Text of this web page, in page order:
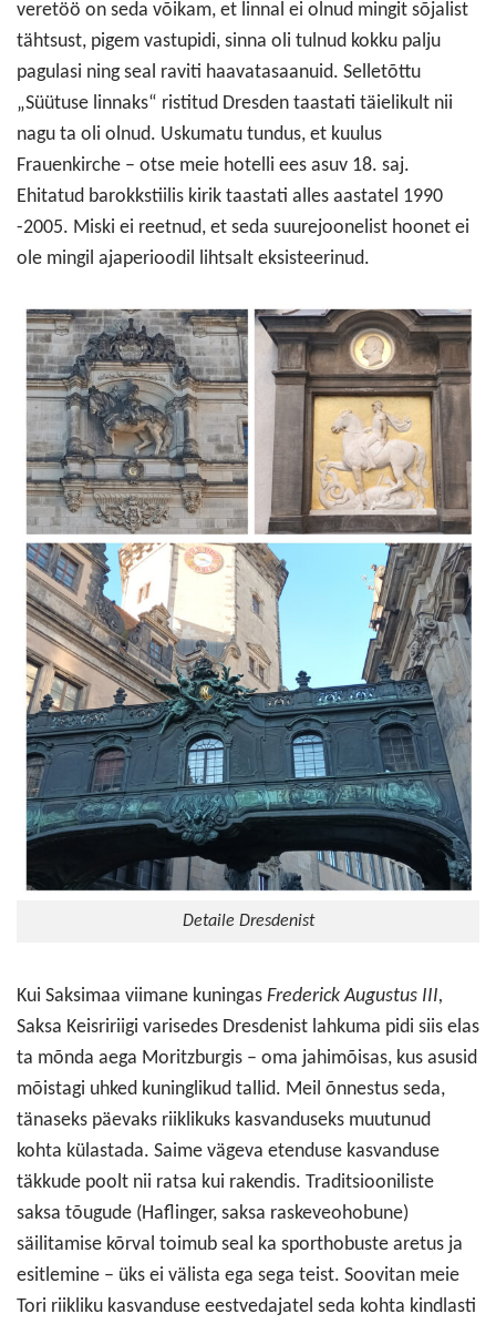
veretöö on seda võikam, et linnal ei olnud mingit sõjalist
tähtsust, pigem vastupidi, sinna oli tulnud kokku palju
pagulasi ning seal raviti haavatasaanuid. Selletõttu
„Süütuse linnaks“ ristitud Dresden taastati täielikult nii
nagu ta oli olnud. Uskumatu tundus, et kuulus
Frauenkirche – otse meie hotelli ees asuv 18. saj.
Ehitatud barokkstiilis kirik taastati alles aastatel 1990
-2005. Miski ei reetnud, et seda suurejoonelist hoonet ei
ole mingil ajaperioodil lihtsalt eksisteerinud.
Detaile Dresdenist
Kui Saksimaa viimane kuningas Frederick Augustus III,
Saksa Keisririigi varisedes Dresdenist lahkuma pidi siis elas
ta mõnda aega Moritzburgis – oma jahimõisas, kus asusid
mõistagi uhked kuninglikud tallid. Meil õnnestus seda,
tänaseks päevaks riiklikuks kasvanduseks muutunud
kohta külastada. Saime vägeva etenduse kasvanduse
täkkude poolt nii ratsa kui rakendis. Traditsiooniliste
saksa tõugude (Haflinger, saksa raskeveohobune)
säilitamise kõrval toimub seal ka sporthobuste aretus ja
esitlemine – üks ei välista ega sega teist. Soovitan meie
Tori riikliku kasvanduse eestvedajatel seda kohta kindlasti